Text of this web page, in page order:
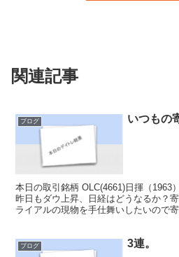
関連記事
ブログ いつもの
本日の取引銘柄 OLC(4661)日揮（1963
昨日もダウ上昇、日経はどうなるか？
ライアルの現物を手仕舞いしたいので
ブログ 3連。